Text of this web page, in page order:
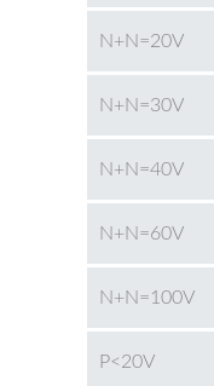
N+N=20V
N+N=30V
N+N=40V
N+N=60V
N+N=100V
P<20V